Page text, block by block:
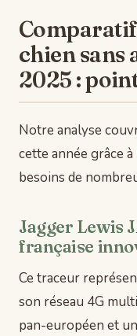
chien sans
2025 :
Notre analyse
cette année grâce
besoins de
Jagger Lewis
française
Ce traceur
son réseau 4G
pan-européen et